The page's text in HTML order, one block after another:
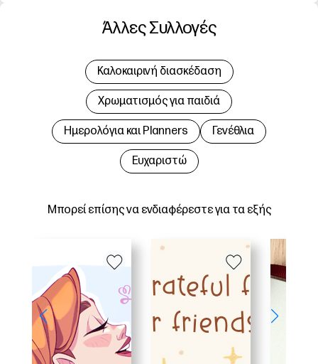
Μπορεί επίσης να ενδιαφέρεστε για τα εξής
Άλλες Συλλογές
Καλοκαιρινή διασκέδαση
Χρωματισμός για παιδιά
Hμερολόγια και Planners Γενέθλια
Ευχαριστώ